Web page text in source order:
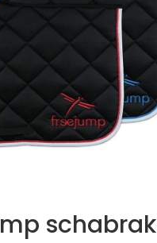
schabrak